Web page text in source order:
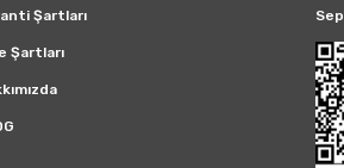
Şartları
Şartları